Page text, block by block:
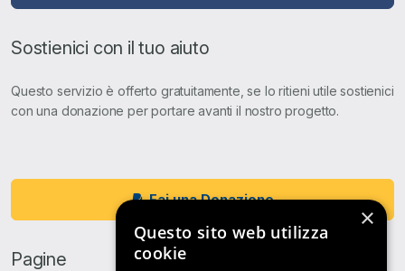
Sostienici con il tuo aiuto
Questo servizio è offerto gratuitamente, se lo ritieni utile sostienici
con una donazione per portare avanti il nostro progetto.
Fai una Donazione
Pagine
×
Questo sito web utilizza
cookie